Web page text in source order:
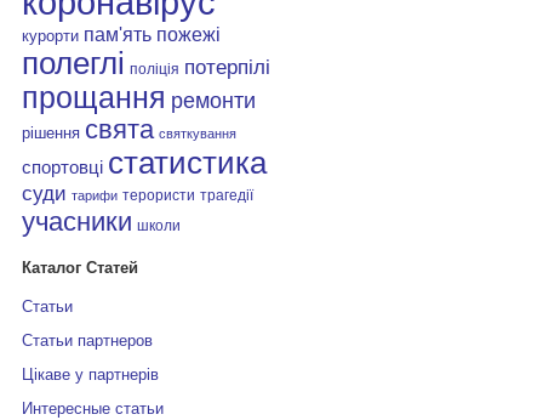
курорти пам'ять пожежі
полеглі поліція потерпілі
прощання ремонти
рішення свята святкування
спортовці статистика
суди тарифи терористи трагедії
учасники школи
Каталог Статей
Статьи
Статьи партнеров
Цікаве у партнерів
Интересные статьи